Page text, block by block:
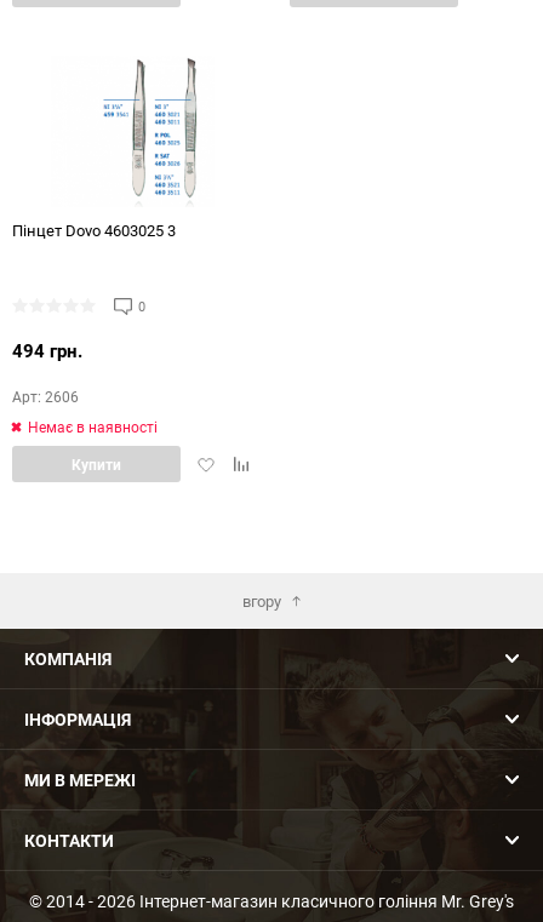
Пінцет Dovo 4603025 3
0
494 грн.
Арт: 2606
Немає в наявності
ДодатиДодати
Купити
вгору
КОМПАНІЯ
ІНФОРМАЦІЯ
МИ В МЕРЕЖІ
КОНТАКТИ
© 2014 - 2026 Інтернет-магазин класичного гоління Mr. Grey's